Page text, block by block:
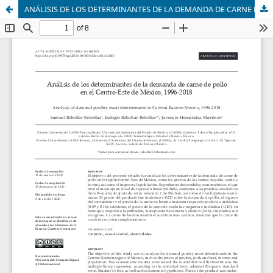
ANÁLISIS DE LOS DETERMINANTES DE LA DEMANDA DE CARNE DE POLLO EN EL CENTRO-ESTE DE MÉXICO, 1996-2017